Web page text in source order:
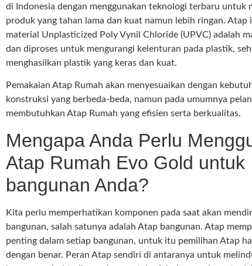
di Indonesia dengan menggunakan teknologi terbaru untuk
produk yang tahan lama dan kuat namun lebih ringan. Atap
material Unplasticized Poly Vynil Chloride (UPVC) adalah
dan diproses untuk mengurangi kelenturan pada plastik,
menghasilkan plastik yang keras dan kuat.
Pemakaian Atap Rumah akan menyesuaikan dengan
konstruksi yang berbeda-beda, namun pada umumnya
membutuhkan Atap Rumah yang efisien serta berkualitas.
Mengapa Anda Perlu
Atap Rumah Evo Gold untuk
bangunan Anda?
Kita perlu memperhatikan komponen pada saat akan
bangunan, salah satunya adalah Atap bangunan. Atap
penting dalam setiap bangunan, untuk itu pemilihan Atap
dengan benar. Peran Atap sendiri di antaranya untuk